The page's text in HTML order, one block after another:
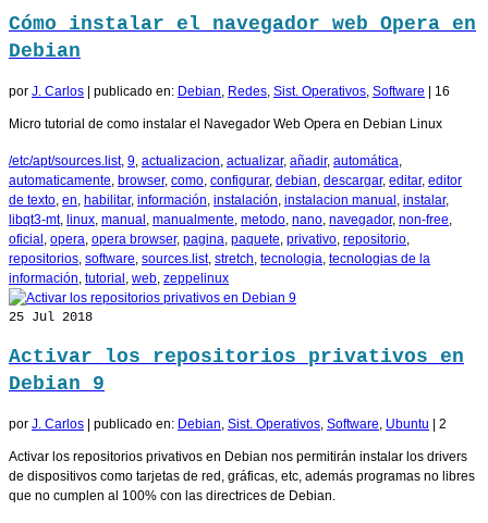
Cómo instalar el navegador web Opera en
Debian
por J. Carlos | publicado en: Debian Redes Sist. Operativos Software | 16
Micro tutorial de como instalar el Navegador Web Opera en Debian Linux
/etc/apt/sources.list, 9 actualizacion actualizar, añadir, automática
automaticamente browser, como configurar, debian descargar, editar, editor
de texto en habilitar, información instalación instalacion manual instalar,
libqt3-mt, linux manual manualmente metodo nano navegador, non-free
oficial opera opera browser, pagina paquete privativo repositorio
repositorios software sources.list, stretch tecnologia tecnologias de la
información tutorial web zeppelinux
25 Jul 2018
Activar los repositorios privativos en
Debian 9
por J. Carlos | publicado en: Debian Sist. Operativos Software Ubuntu | 2
Activar los repositorios privativos en Debian nos permitirán instalar los drivers
de dispositivos como tarjetas de red, gráficas, etc, además programas no libres
que no cumplen al 100% con las directrices de Debian.